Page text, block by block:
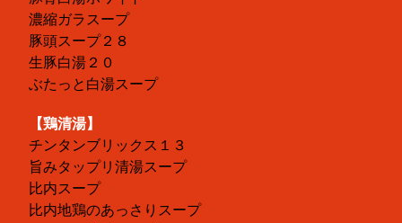
濃縮ガラスープ
豚頭スープ２８
生豚白湯２０
ぶたっと白湯スープ
【鶏清湯】
チンタンブリックス１３
旨みタップリ清湯スープ
比内スープ
比内地鶏のあっさりスープ